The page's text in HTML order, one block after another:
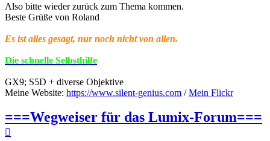
Also bitte wieder zurück zum Thema kommen.
Beste Grüße von Roland
Es ist alles gesagt, nur noch nicht von allen.
Die schnelle Selbsthilfe
GX9; S5D + diverse Objektive
Meine Website: https://www.silent-genius.com /Mein Flickr
===Wegweiser für das Lumix-Forum===